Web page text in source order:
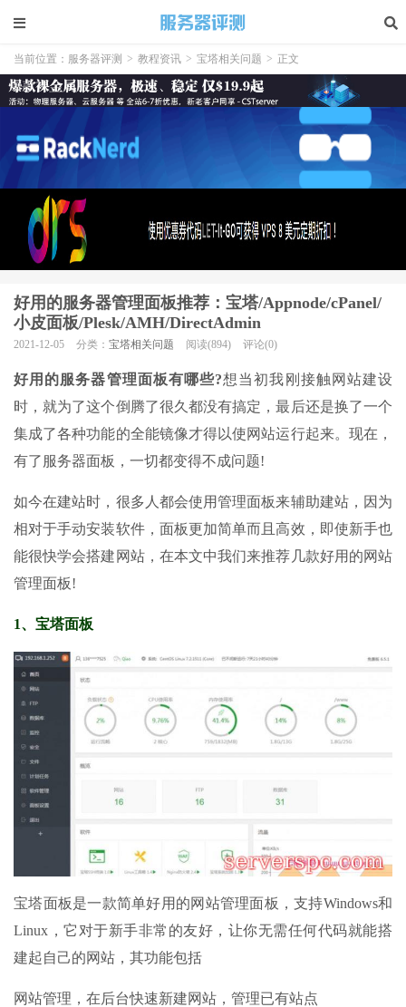
当前位置： 服务器评测 > 教程资讯 > 宝塔相关问题 > 正文
好用的服务器管理面板推荐：宝塔/Appnode/cPanel/
小皮面板/Plesk/AMH/DirectAdmin
2021-12-05 分类： 宝塔相关问题 阅读(894) 评论(0)
好用的服务器管理面板有哪些?想当初我刚接触网站建设
时，就为了这个倒腾了很久都没有搞定，最后还是换了一个
集成了各种功能的全能镜像才得以使网站运行起来。现在，
有了服务器面板，一切都变得不成问题!
如今在建站时，很多人都会使用管理面板来辅助建站，因为
相对于手动安装软件，面板更加简单而且高效，即使新手也
能很快学会搭建网站，在本文中我们来推荐几款好用的网站
管理面板!
1、宝塔面板
宝塔面板是一款简单好用的网站管理面板，支持Windows和
Linux，它对于新手非常的友好，让你无需任何代码就能搭
建起自己的网站，其功能包括
网站管理，在后台快速新建网站，管理已有站点